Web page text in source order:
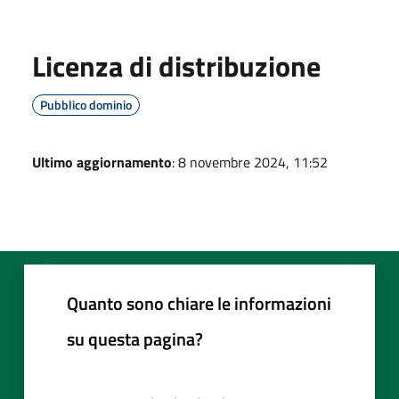
Licenza di distribuzione
Pubblico dominio
Ultimo aggiornamento: 8 novembre 2024, 11:52
Quanto sono chiare le informazioni
su questa pagina?